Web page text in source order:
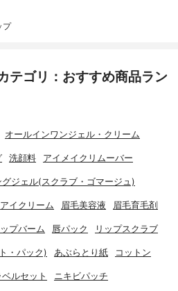
プ
テゴリ：おすすめ商品ラン
オールインワンジェル・クリーム
洗顔料 アイメイクリムーバー
グジェル(スクラブ・ゴマージュ)
アイクリーム 眉毛美容液 眉毛育毛剤
ップバーム 唇パック リップスクラブ
・パック) あぶらとり紙 コットン
ルセット ニキビパッチ